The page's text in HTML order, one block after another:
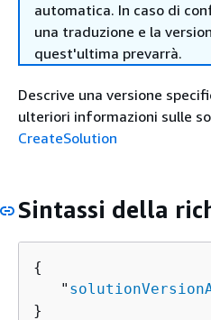
automatica. In caso di
una traduzione e la
quest'ultima prevarrà.
Descrive una versione
ulteriori informazioni sulle
CreateSolution
Sintassi della
{
   "
}